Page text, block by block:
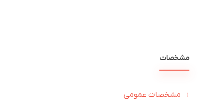
مشخصات
مشخصات عمومی